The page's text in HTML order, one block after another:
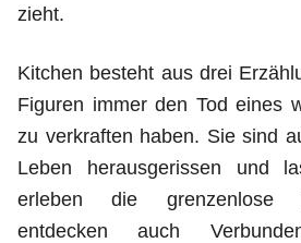
zieht.
Kitchen besteht aus drei
Figuren immer den Tod eines
zu verkraften haben. Sie sind
Leben herausgerissen und
erleben die grenzenlose
entdecken auch